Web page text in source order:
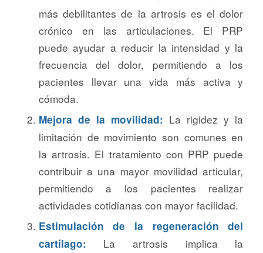
más debilitantes de la artrosis es el dolor
crónico en las articulaciones. El PRP
puede ayudar a reducir la intensidad y la
frecuencia del dolor, permitiendo a los
pacientes llevar una vida más activa y
cómoda.
Mejora de la movilidad: La rigidez y la
limitación de movimiento son comunes en
la artrosis. El tratamiento con PRP puede
contribuir a una mayor movilidad articular,
permitiendo a los pacientes realizar
actividades cotidianas con mayor facilidad.
Estimulación de la regeneración del
cartílago: La artrosis implica la